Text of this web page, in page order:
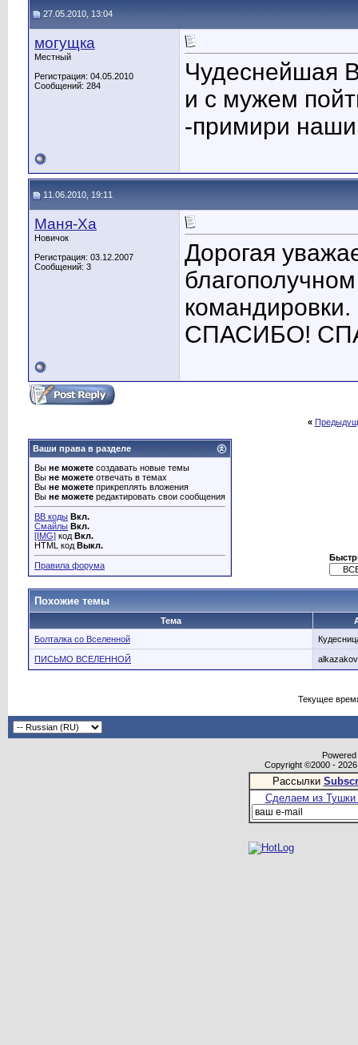
27.05.2010, 13:04
могущка
Местный
Регистрация: 04.05.2010
Сообщений: 284
Чудеснейшая
и с мужем
-примири
11.06.2010, 19:11
Маня-Ха
Новичок
Регистрация: 03.12.2007
Сообщений: 3
Дорогая
СПАСИБО!
«
Ваши права в разделе
Вы не можете создавать новые темы
Вы не можете отвечать в темах
Вы не можете прикреплять вложения
Вы не можете редактировать свои сообщения
BB коды Вкл.
Смайлы Вкл.
[IMG] код Вкл.
HTML код Выкл.
Правила форума
Похожие темы
Тема
Болталка со Вселенной
ПИСЬМО ВСЕЛЕННОЙ
Текущее
Copyright ©2000 -
Рассылки
Сделаем из Тушки